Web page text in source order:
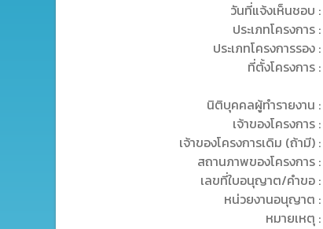
วันที่แจ้งเห็นชอบ :
ประเภทโครงการ :
ประเภทโครงการรอง :
ที่ตั้งโครงการ :
นิติบุคคลผู้ทำรายงาน :
เจ้าของโครงการ :
เจ้าของโครงการเดิม (ถ้ามี) :
สถานภาพของโครงการ :
เลขที่ใบอนุญาต/คำขอ :
หน่วยงานอนุญาต :
หมายเหตุ :